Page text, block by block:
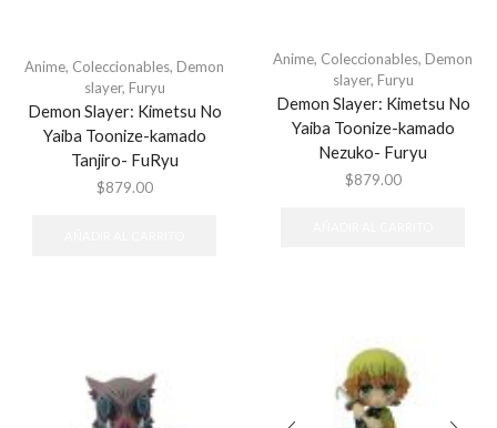
Anime, Coleccionables, Demon
slayer, Furyu
Demon Slayer: Kimetsu No
Yaiba Toonize-kamado
Tanjiro- FuRyu
$879.00
Anime, Coleccionables, Demon
slayer, Furyu
Demon Slayer: Kimetsu No
Yaiba Toonize-kamado
Nezuko- Furyu
$879.00